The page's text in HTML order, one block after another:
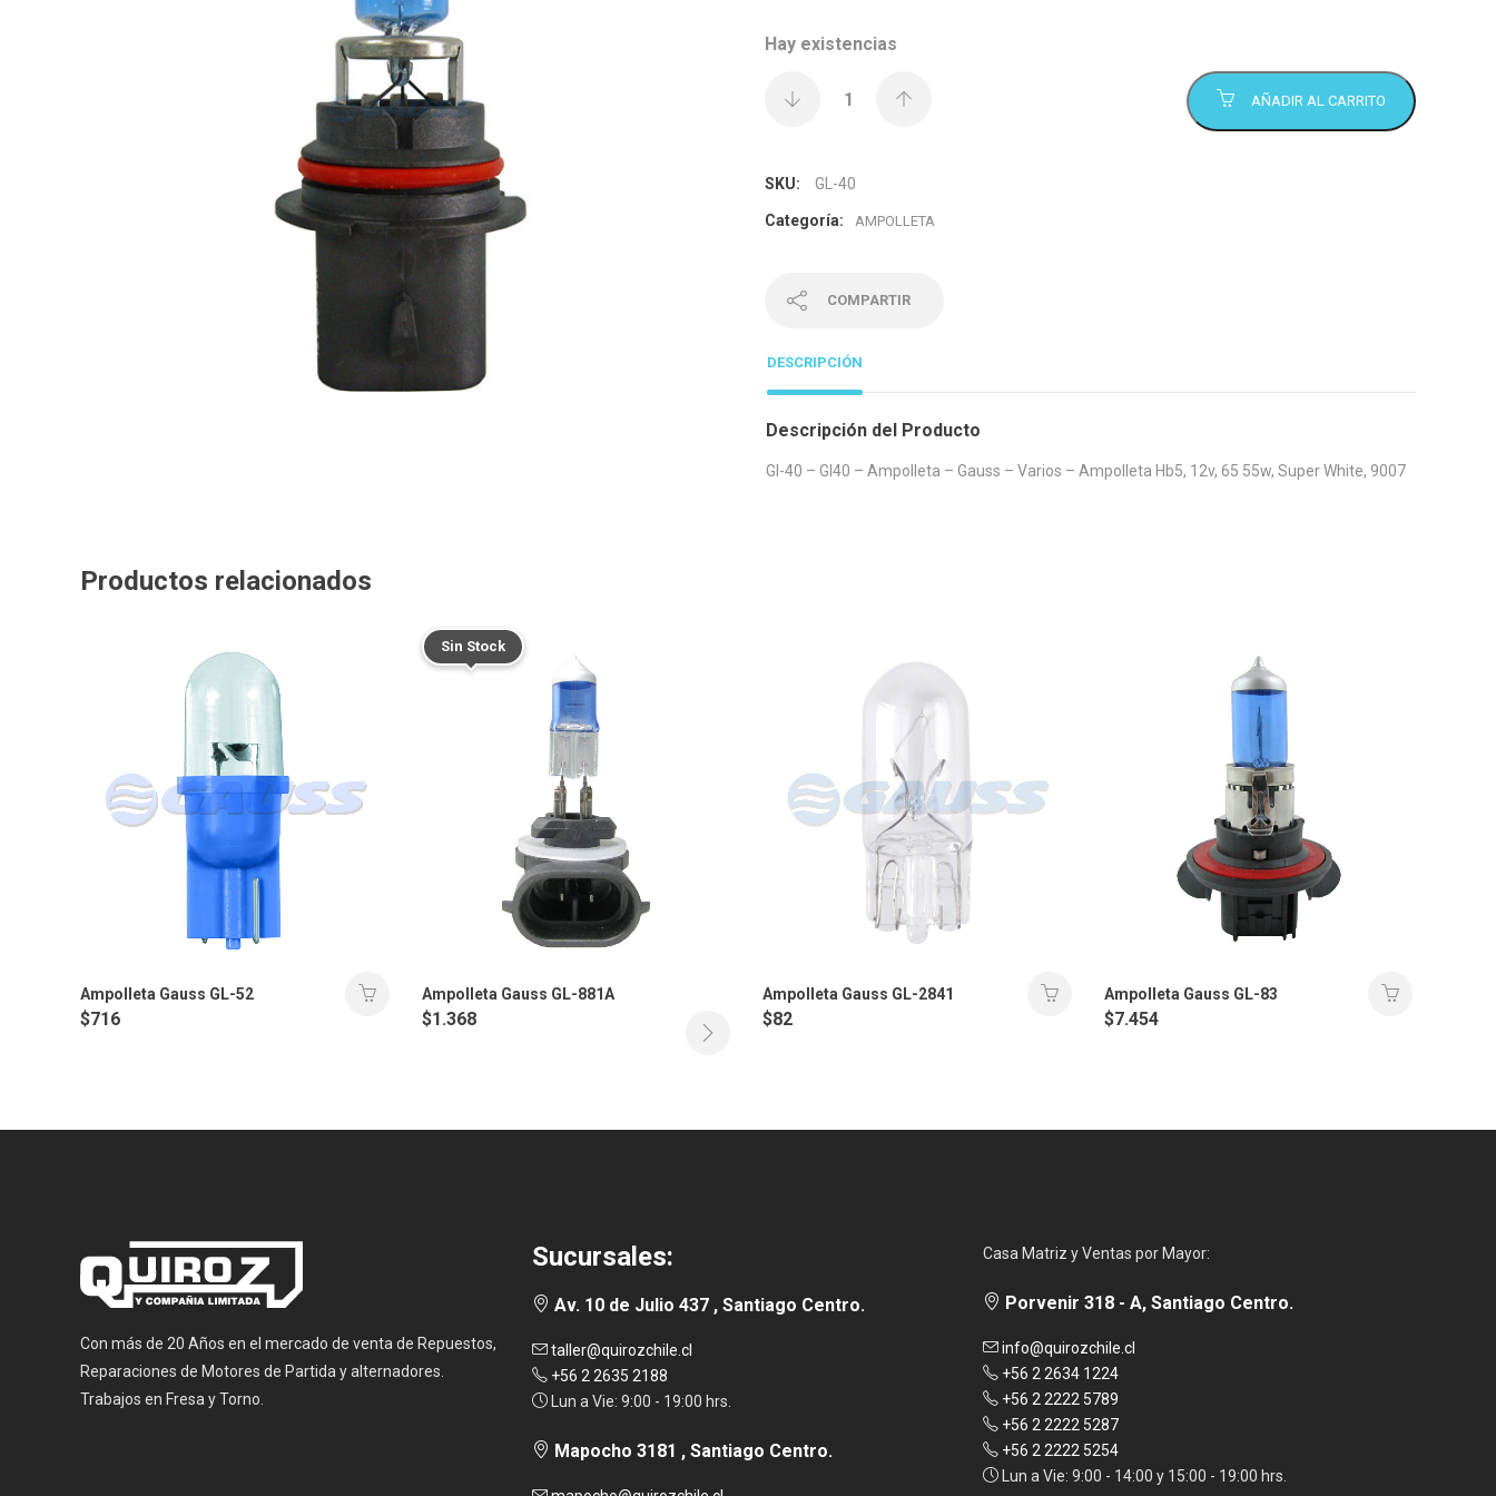
Hay existencias
AÑADIR AL CARRITO
SKU: GL-40
Categoría: AMPOLLETA
COMPARTIR
DESCRIPCIÓN
Descripción del Producto
Gl-40 – Gl40 – Ampolleta – Gauss – Varios – Ampolleta Hb5, 12v, 65 55w, Super White, 9007
Productos relacionados
Ampolleta Gauss GL-52
$716
Sin Stock
Ampolleta Gauss GL-881A
$1.368
Ampolleta Gauss GL-2841
$82
Ampolleta Gauss GL-83
$7.454
Con más de 20 Años en el mercado de venta de Repuestos,
Reparaciones de Motores de Partida y alternadores.
Trabajos en Fresa y Torno.
Sucursales:
Av. 10 de Julio 437 , Santiago Centro.
taller@quirozchile.cl
+56 2 2635 2188
Lun a Vie: 9:00 - 19:00 hrs.
Mapocho 3181 , Santiago Centro.
Casa Matriz y Ventas por Mayor:
Porvenir 318 - A, Santiago Centro.
info@quirozchile.cl
+56 2 2634 1224
+56 2 2222 5789
+56 2 2222 5287
+56 2 2222 5254
Lun a Vie: 9:00 - 14:00 y 15:00 - 19:00 hrs.